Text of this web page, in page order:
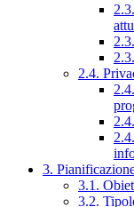
2.4.
3.
3.1.
3.2.